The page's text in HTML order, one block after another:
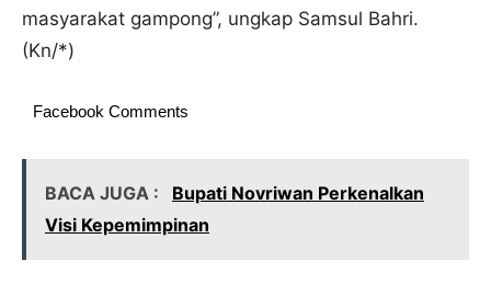
masyarakat gampong”, ungkap Samsul Bahri.
(Kn/*)
Facebook Comments
BACA JUGA :
Bupati Novriwan Perkenalkan
Visi Kepemimpinan